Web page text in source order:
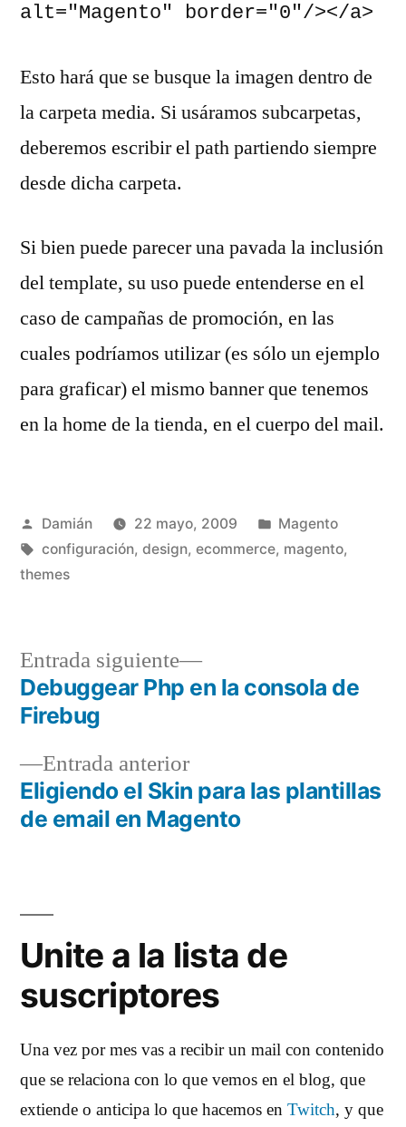
alt="Magento" border="0"/></a>
Esto hará que se busque la imagen dentro de
la carpeta media. Si usáramos subcarpetas,
deberemos escribir el path partiendo siempre
desde dicha carpeta.
Si bien puede parecer una pavada la inclusión
del template, su uso puede entenderse en el
caso de campañas de promoción, en las
cuales podríamos utilizar (es sólo un ejemplo
para graficar) el mismo banner que tenemos
en la home de la tienda, en el cuerpo del mail.
Publicado
por
Damián 22 mayo, 2009
Publicado
en
Magento
Etiquetas:
configuración, design, ecommerce, magento,
themes
Navegación
entradas
Entrada anteriorEntrada
anterior:
Eligiendo el Skin para las plantillas
de email en Magento
Entrada siguiente
Entrada
siguiente:
Debuggear Php en la consola de
Firebug
Unite a la lista de
suscriptores
Una vez por mes vas a recibir un mail con contenido
que se relaciona con lo que vemos en el blog, que
extiende o anticipa lo que hacemos en Twitch, y que